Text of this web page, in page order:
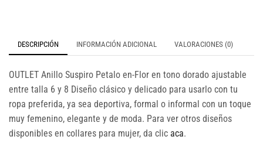
DESCRIPCIÓN INFORMACIÓN ADICIONAL VALORACIONES (0)
OUTLET Anillo Suspiro Petalo en-Flor en tono dorado ajustable
entre talla 6 y 8 Diseño clásico y delicado para usarlo con tu
ropa preferida, ya sea deportiva, formal o informal con un toque
muy femenino, elegante y de moda. Para ver otros diseños
disponibles en collares para mujer, da clic aca.